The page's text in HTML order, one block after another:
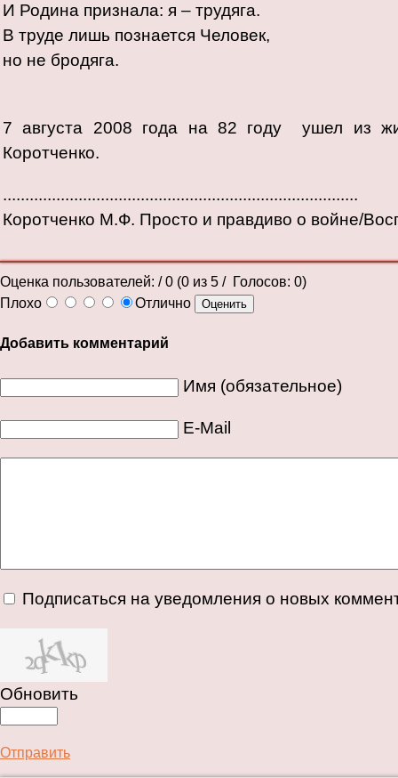
И Родина признала: я – трудяга.
В труде лишь познается Человек,
но не бродяга.
7 августа 2008 года на 82 году ушел из
Коротченко.
................................................................................
Коротченко М.Ф. Просто и правдиво о войне/
Оценка пользователей: / 0 (0 из 5 / Голосов: 0)
Плохо
Отлично
Добавить комментарий
Имя (обязательное)
E-Mail
Подписаться на уведомления о новых
Обновить
Отправить